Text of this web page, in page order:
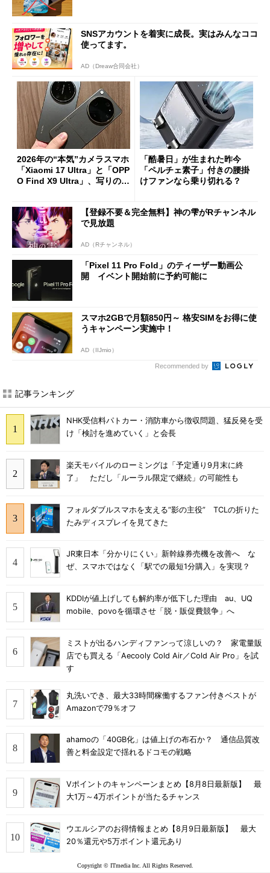
SNSアカウントを着実に成長。実はみんなココ
使ってます。
AD（Dreaw合同会社）
2026年の“本気”カメラスマホ
「Xiaomi 17 Ultra」と「OPP
O Find X9 Ultra」、写りの違
「酷暑日」が生まれた昨今
「ペルチェ素子」付きの腰掛
けファンなら乗り切れる？
【登録不要＆完全無料】神の雫がRチャンネル
で見放題
AD（Rチャンネル）
「Pixel 11 Pro Fold」のティーザー動画公
開 イベント開始前に予約可能に
スマホ2GBで月額850円～ 格安SIMをお得に使
うキャンペーン実施中！
AD（IIJmio）
Recommended by
記事ランキング
NHK受信料パトカー・消防車から徴収問題、猛反発を受
け「検討を進めていく」と会長
楽天モバイルのローミングは「予定通り9月末に終
了」 ただし「ルーラル限定で継続」の可能性も
フォルダブルスマホを支える“影の主役” TCLの折りた
たみディスプレイを見てきた
JR東日本「分かりにくい」新幹線券売機を改善へ な
ぜ、スマホではなく「駅での最短1分購入」を実現？
KDDIが値上げしても解約率が低下した理由 au、UQ
mobile、povoを循環させ「脱・販促費競争」へ
ミストが出るハンディファンって涼しいの？ 家電量販
店でも買える「Aecooly Cold Air／Cold Air Pro」を試
す
丸洗いでき、最大33時間稼働するファン付きベストが
Amazonで79％オフ
ahamoの「40GB化」は値上げの布石か？ 通信品質改
善と料金設定で揺れるドコモの戦略
Vポイントのキャンペーンまとめ【8月8日最新版】 最
大1万～4万ポイントが当たるチャンス
ウエルシアのお得情報まとめ【8月9日最新版】 最大
20％還元や5万ポイント還元あり
Copyright © ITmedia Inc. All Rights Reserved.